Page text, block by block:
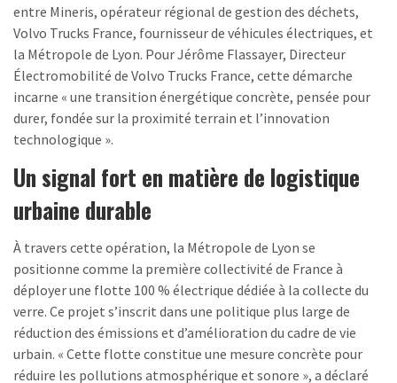
entre Mineris, opérateur régional de gestion des déchets,
Volvo Trucks France, fournisseur de véhicules électriques, et
la Métropole de Lyon. Pour Jérôme Flassayer, Directeur
Électromobilité de Volvo Trucks France, cette démarche
incarne « une transition énergétique concrète, pensée pour
durer, fondée sur la proximité terrain et l’innovation
technologique ».
Un signal fort en matière de logistique
urbaine durable
À travers cette opération, la Métropole de Lyon se
positionne comme la première collectivité de France à
déployer une flotte 100 % électrique dédiée à la collecte du
verre. Ce projet s’inscrit dans une politique plus large de
réduction des émissions et d’amélioration du cadre de vie
urbain. « Cette flotte constitue une mesure concrète pour
réduire les pollutions atmosphérique et sonore », a déclaré